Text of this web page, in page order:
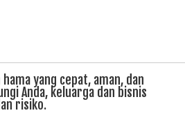
yang cepat, aman, dan
Anda, keluarga dan bisnis
risiko.